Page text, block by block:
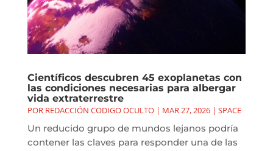
Científicos descubren 45 exoplanetas con
las condiciones necesarias para albergar
vida extraterrestre
POR REDACCIÓN CODIGO OCULTO| MAR 27, 2026| SPACE
Un reducido grupo de mundos lejanos podría
contener las claves para responder una de las